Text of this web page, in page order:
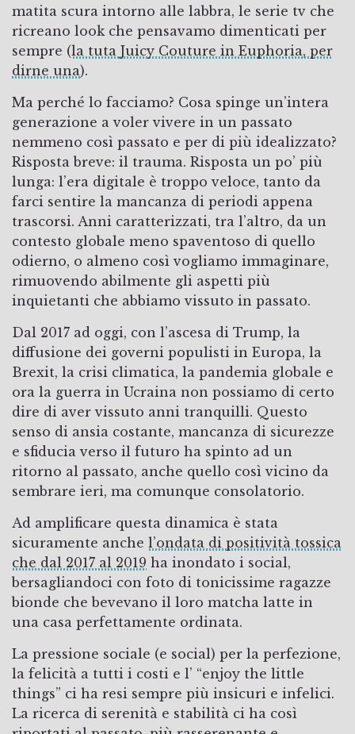
matita scura intorno alle labbra, le serie tv che
ricreano look che pensavamo dimenticati per
sempre (la tuta Juicy Couture in Euphoria, per
dirne una).
Ma perché lo facciamo? Cosa spinge un’intera
generazione a voler vivere in un passato
nemmeno così passato e per di più idealizzato?
Risposta breve: il trauma. Risposta un po’ più
lunga: l’era digitale è troppo veloce, tanto da
farci sentire la mancanza di periodi appena
trascorsi. Anni caratterizzati, tra l’altro, da un
contesto globale meno spaventoso di quello
odierno, o almeno così vogliamo immaginare,
rimuovendo abilmente gli aspetti più
inquietanti che abbiamo vissuto in passato.
Dal 2017 ad oggi, con l’ascesa di Trump, la
diffusione dei governi populisti in Europa, la
Brexit, la crisi climatica, la pandemia globale e
ora la guerra in Ucraina non possiamo di certo
dire di aver vissuto anni tranquilli. Questo
senso di ansia costante, mancanza di sicurezze
e sfiducia verso il futuro ha spinto ad un
ritorno al passato, anche quello così vicino da
sembrare ieri, ma comunque consolatorio.
Ad amplificare questa dinamica è stata
sicuramente anche l’ondata di positività tossica
che dal 2017 al 2019 ha inondato i social,
bersagliandoci con foto di tonicissime ragazze
bionde che bevevano il loro matcha latte in
una casa perfettamente ordinata.
La pressione sociale (e social) per la perfezione,
la felicità a tutti i costi e l’ “enjoy the little
things” ci ha resi sempre più insicuri e infelici.
La ricerca di serenità e stabilità ci ha così